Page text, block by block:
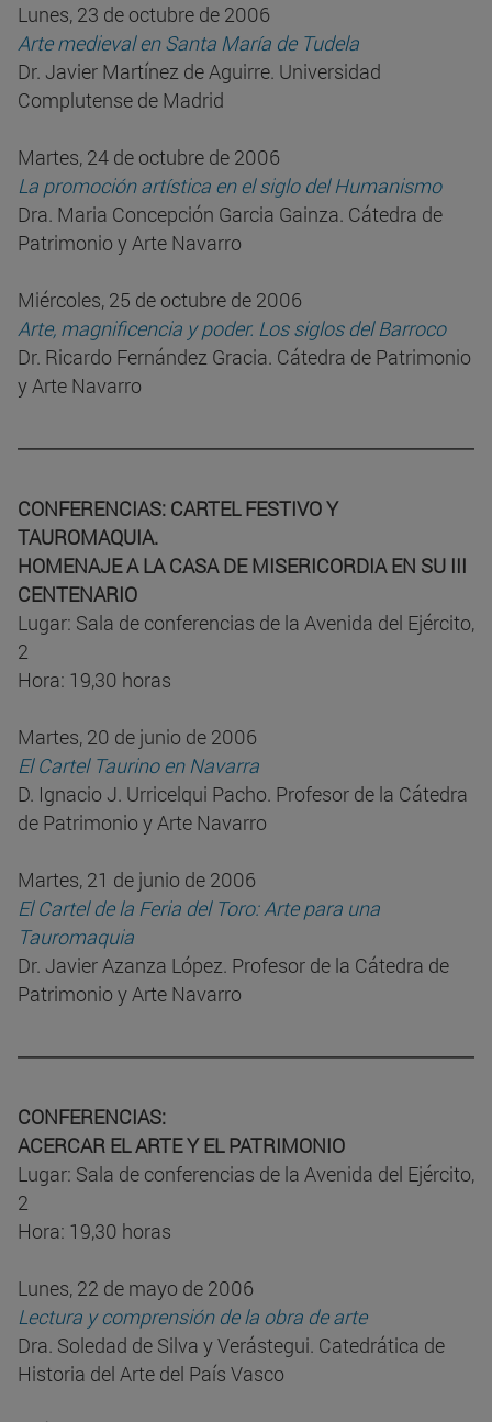
Lunes, 23 de octubre de 2006
Arte medieval en Santa María de Tudela
Dr. Javier Martínez de Aguirre. Universidad
Complutense de Madrid
Martes, 24 de octubre de 2006
La promoción artística en el siglo del Humanismo
Dra. Maria Concepción Garcia Gainza. Cátedra de
Patrimonio y Arte Navarro
Miércoles, 25 de octubre de 2006
Arte, magnificencia y poder. Los siglos del Barroco
Dr. Ricardo Fernández Gracia. Cátedra de Patrimonio
y Arte Navarro
CONFERENCIAS: CARTEL FESTIVO Y
TAUROMAQUIA.
HOMENAJE A LA CASA DE MISERICORDIA EN SU III
CENTENARIO
Lugar: Sala de conferencias de la Avenida del Ejército,
2
Hora: 19,30 horas
Martes, 20 de junio de 2006
El Cartel Taurino en Navarra
D. Ignacio J. Urricelqui Pacho. Profesor de la Cátedra
de Patrimonio y Arte Navarro
Martes, 21 de junio de 2006
El Cartel de la Feria del Toro: Arte para una
Tauromaquia
Dr. Javier Azanza López. Profesor de la Cátedra de
Patrimonio y Arte Navarro
CONFERENCIAS:
ACERCAR EL ARTE Y EL PATRIMONIO
Lugar: Sala de conferencias de la Avenida del Ejército,
2
Hora: 19,30 horas
Lunes, 22 de mayo de 2006
Lectura y comprensión de la obra de arte
Dra. Soledad de Silva y Verástegui. Catedrática de
Historia del Arte del País Vasco